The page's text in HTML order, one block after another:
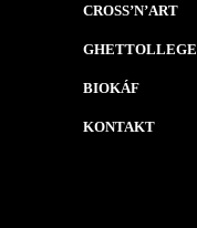
CROSS’N’ART
GHETTOLLEGE
BIOKÁF
KONTAKT